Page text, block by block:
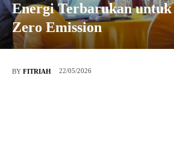
Energi Terbarukan untuk
Zero Emission
BY FITRIAH 22/05/2026